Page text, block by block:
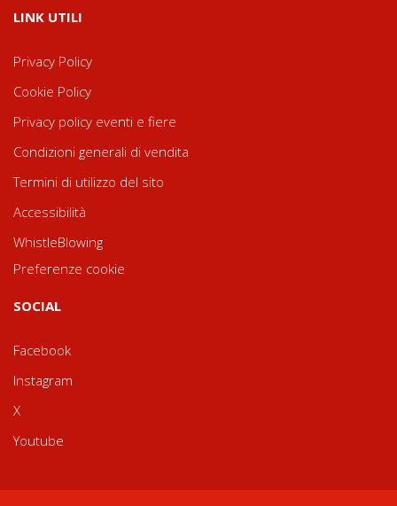
LINK UTILI
Privacy Policy
Cookie Policy
Privacy policy eventi e fiere
Condizioni generali di vendita
Termini di utilizzo del sito
Accessibilità
WhistleBlowing
Preferenze cookie
SOCIAL
Facebook
Instagram
X
Youtube